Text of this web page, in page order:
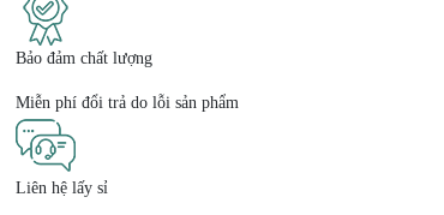
Bảo đảm chất lượng
Miễn phí đổi trả do lỗi sản phẩm
Liên hệ lấy sỉ